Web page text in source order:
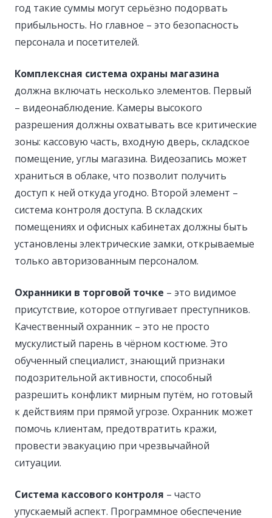
год такие суммы могут серьёзно подорвать
прибыльность. Но главное – это безопасность
персонала и посетителей.
Комплексная система охраны магазина
должна включать несколько элементов. Первый
– видеонаблюдение. Камеры высокого
разрешения должны охватывать все критические
зоны: кассовую часть, входную дверь, складское
помещение, углы магазина. Видеозапись может
храниться в облаке, что позволит получить
доступ к ней откуда угодно. Второй элемент –
система контроля доступа. В складских
помещениях и офисных кабинетах должны быть
установлены электрические замки, открываемые
только авторизованным персоналом.
Охранники в торговой точке – это видимое
присутствие, которое отпугивает преступников.
Качественный охранник – это не просто
мускулистый парень в чёрном костюме. Это
обученный специалист, знающий признаки
подозрительной активности, способный
разрешить конфликт мирным путём, но готовый
к действиям при прямой угрозе. Охранник может
помочь клиентам, предотвратить кражи,
провести эвакуацию при чрезвычайной
ситуации.
Система кассового контроля – часто
упускаемый аспект. Программное обеспечение